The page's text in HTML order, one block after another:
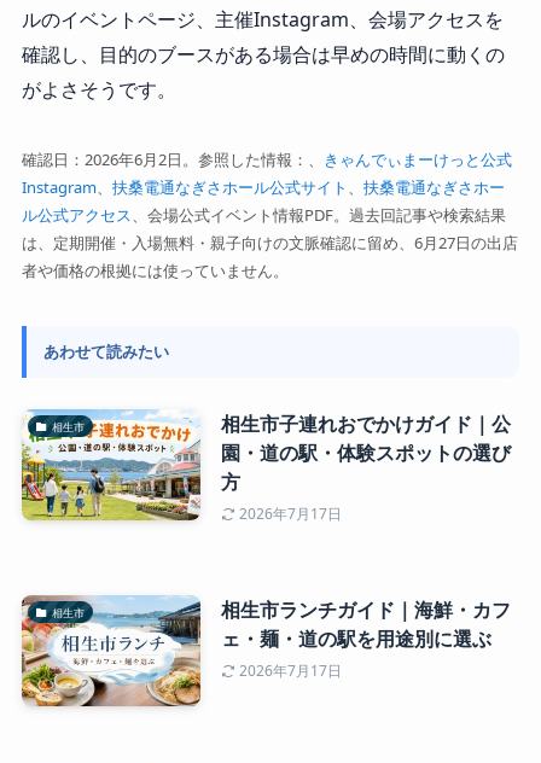
ルのイベントページ、主催Instagram、会場アクセスを
確認し、目的のブースがある場合は早めの時間に動くの
がよさそうです。
確認日：2026年6月2日。参照した情報：、
きゃんでぃまーけっと公式
Instagram、 扶桑電通なぎさホール公式サイト 、 扶桑電通なぎさホー
ル公式アクセス、会場公式イベント情報PDF。過去回記事や検索結果
は、定期開催・入場無料・親子向けの文脈確認に留め、6月27日の出店
者や価格の根拠には使っていません。
あわせて読みたい
相生市
相生市子連れおでかけガイド｜公
園・道の駅・体験スポットの選び
方
2026年7月17日
相生市
相生市ランチガイド｜海鮮・カフ
ェ・麺・道の駅を用途別に選ぶ
2026年7月17日